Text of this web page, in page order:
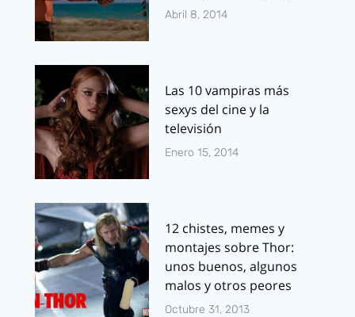
Abril 8, 2014
Las 10 vampiras más
sexys del cine y la
televisión
Enero 15, 2014
12 chistes, memes y
montajes sobre Thor:
unos buenos, algunos
malos y otros peores
Octubre 31, 2013